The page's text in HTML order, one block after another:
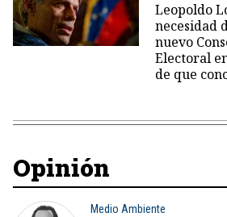
Leopoldo
necesidad
nuevo
Electoral
de que
Opinión
Medio Ambiente